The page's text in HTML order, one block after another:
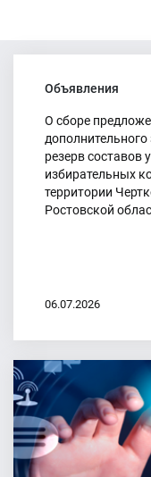
Начинается прием
18.07.2026
В ТИК Чертковского
кандидатов в
20.07.2026
Объявления
О сборе
резерв составов
избирательных
территории
Ростовской
06.07.2026